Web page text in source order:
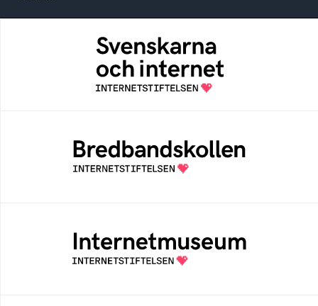
Svenskarna och internet
En årlig studie av svenska folkets
internetvanor
Bredbandskollen är ett oberoende
konsumentverktyg som drivs av
Internetstiftelsen
Ett digitalt museum som byggts, och kureras
av Internetstiftelsen